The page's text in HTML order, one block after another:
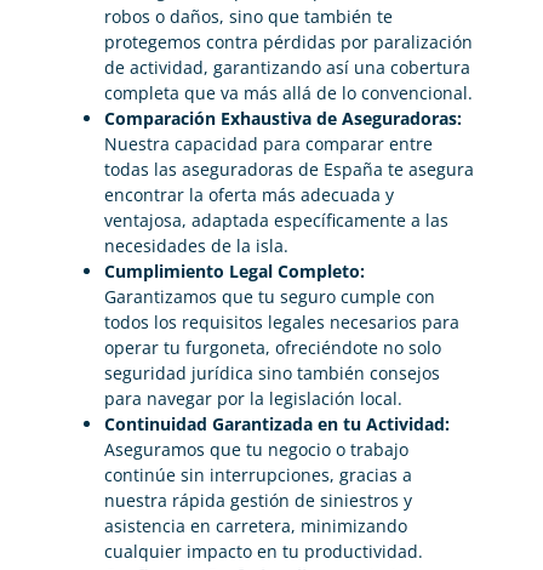
robos o daños, sino que también te
protegemos contra pérdidas por paralización
de actividad, garantizando así una cobertura
completa que va más allá de lo convencional.
Comparación Exhaustiva de Aseguradoras:
Nuestra capacidad para comparar entre
todas las aseguradoras de España te asegura
encontrar la oferta más adecuada y
ventajosa, adaptada específicamente a las
necesidades de la isla.
Cumplimiento Legal Completo:
Garantizamos que tu seguro cumple con
todos los requisitos legales necesarios para
operar tu furgoneta, ofreciéndote no solo
seguridad jurídica sino también consejos
para navegar por la legislación local.
Continuidad Garantizada en tu Actividad:
Aseguramos que tu negocio o trabajo
continúe sin interrupciones, gracias a
nuestra rápida gestión de siniestros y
asistencia en carretera, minimizando
cualquier impacto en tu productividad.